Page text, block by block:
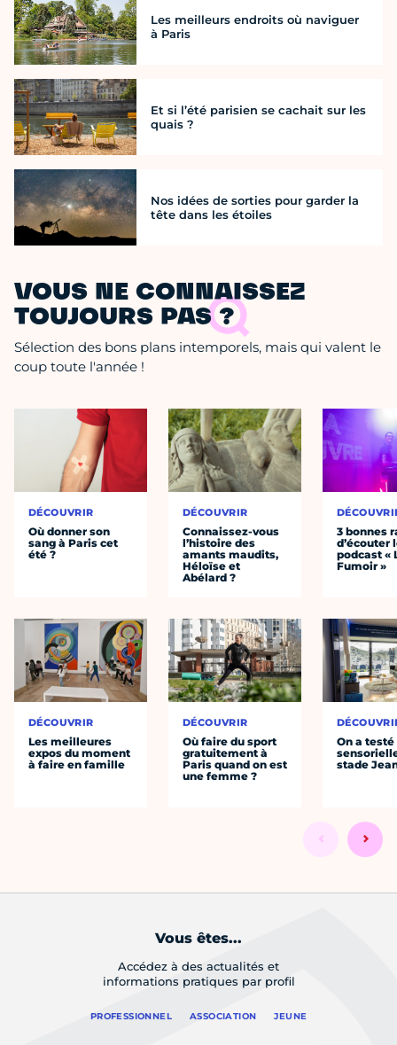
Les meilleurs endroits où naviguer
à Paris
Et si l’été parisien se cachait sur les
quais ?
Nos idées de sorties pour garder la
tête dans les étoiles
VOUS NE CONNAISSEZ
TOUJOURS PAS ?
Sélection des bons plans intemporels, mais qui valent le
coup toute l'année !
DÉCOUVRIR
Où donner son
sang à Paris cet
été ?
DÉCOUVRIR
Les meilleures
expos du moment
à faire en famille
DÉCOUVRIR
Connaissez-vous
l’histoire des
amants maudits,
Héloïse et
Abélard ?
DÉCOUVRIR
Où faire du sport
gratuitement à
Paris quand on est
une femme ?
3 bonnes
d’écouter
podcast «
Fumoir »
On a
stade
Vous êtes...
Accédez à des actualités et
informations pratiques par profil
PROFESSIONNEL ASSOCIATION JEUNE